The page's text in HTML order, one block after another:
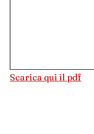
Scarica qui il pdf